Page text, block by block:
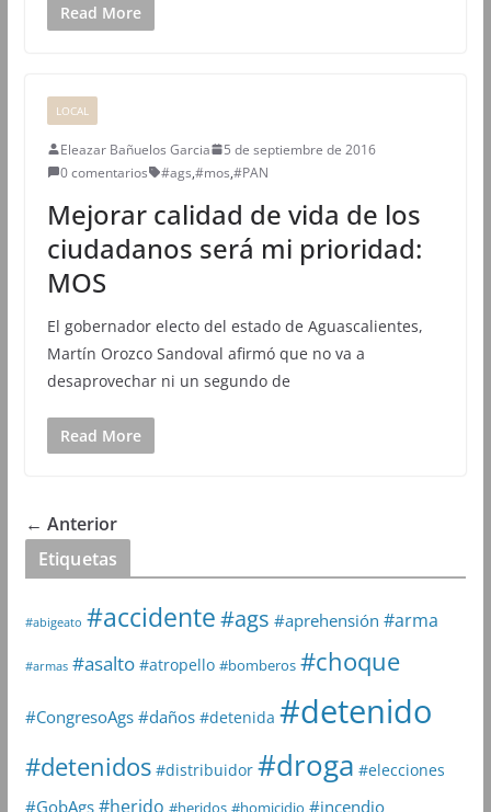
Read More
LOCAL
Eleazar Bañuelos Garcia
5 de septiembre de 2016
0 comentarios
#ags,#mos,#PAN
Mejorar calidad de vida de los
ciudadanos será mi prioridad:
MOS
El gobernador electo del estado de Aguascalientes,
Martín Orozco Sandoval afirmó que no va a
desaprovechar ni un segundo de
Read More
← Anterior
Etiquetas
#abigeato #accidente#ags #aprehensión #arma
#armas #asalto #atropello #bomberos #choque
#CongresoAgs #daños #detenida #detenido
#detenidos #distribuidor #droga #elecciones
#GobAgs #herido #heridos #homicidio #incendio